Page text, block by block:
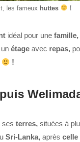
les fameux huttes !
idéal pour une famille,
étage avec repas,
!
ses terres, situées à
Sri-Lanka, après celle